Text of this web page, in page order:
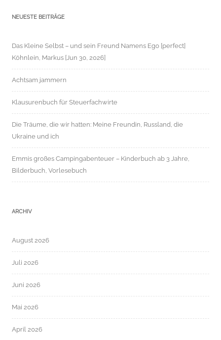
NEUESTE BEITRÄGE
Das Kleine Selbst – und sein Freund Namens Ego [perfect]
Köhnlein, Markus [Jun 30, 2026]
Achtsam jammern
Klausurenbuch für Steuerfachwirte
Die Träume, die wir hatten: Meine Freundin, Russland, die
Ukraine und ich
Emmis großes Campingabenteuer – Kinderbuch ab 3 Jahre,
Bilderbuch, Vorlesebuch
ARCHIV
August 2026
Juli 2026
Juni 2026
Mai 2026
April 2026